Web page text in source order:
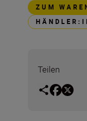
ZUM
Teilen